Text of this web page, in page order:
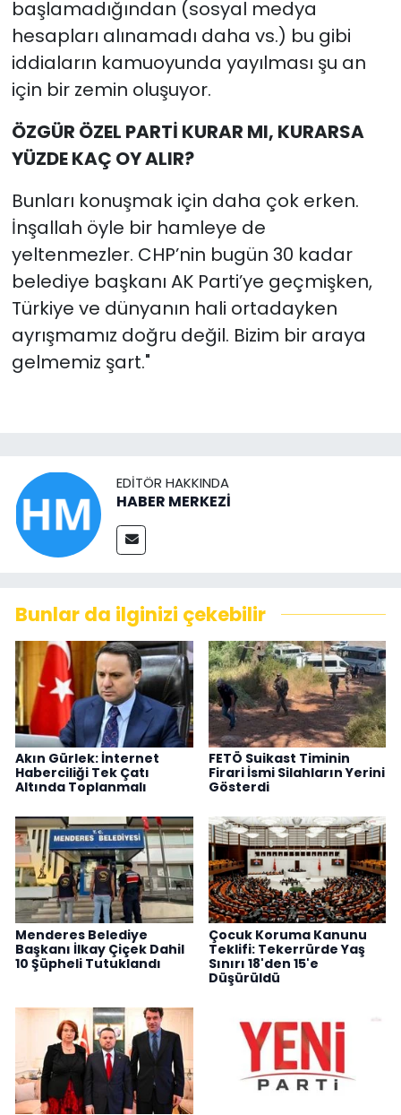
başlamadığından (sosyal medya
hesapları alınamadı daha vs.) bu gibi
iddiaların kamuoyunda yayılması şu an
için bir zemin oluşuyor.
ÖZGÜR ÖZEL PARTİ KURAR MI, KURARSA
YÜZDE KAÇ OY ALIR?
Bunları konuşmak için daha çok erken.
İnşallah öyle bir hamleye de
yeltenmezler. CHP’nin bugün 30 kadar
belediye başkanı AK Parti’ye geçmişken,
Türkiye ve dünyanın hali ortadayken
ayrışmamız doğru değil. Bizim bir araya
gelmemiz şart."
EDITÖR HAKKINDA
HABER MERKEZİ
Bunlar da ilginizi çekebilir
Akın Gürlek: İnternet
Haberciliği Tek Çatı
Altında Toplanmalı
FETÖ Suikast Timinin
Firari İsmi Silahların Yerini
Gösterdi
Menderes Belediye
Başkanı İlkay Çiçek Dahil
10 Şüpheli Tutuklandı
Çocuk Koruma Kanunu
Teklifi: Tekerrürde Yaş
Sınırı 18'den 15'e
Düşürüldü